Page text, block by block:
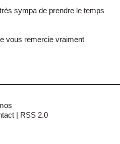
sympa de prendre le temps
vous remercie vraiment
| RSS 2.0